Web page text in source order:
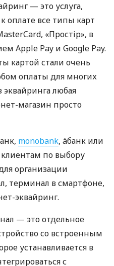
— это услуга,
оплате все типы карт
«Простір», в
Apple Pay и Google Pay.
картой стали очень
оплаты для многих
эквайринга любая
магазин просто
monobank, àбанк или
по выбору
организации
терминал в смартфоне,
эквайринг.
— это отдельное
со встроенным
устанавливается в
с